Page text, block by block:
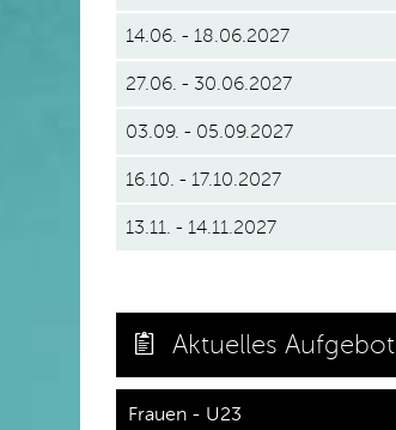
14.06. - 18.06.2027
27.06. - 30.06.2027
03.09. - 05.09.2027
16.10. - 17.10.2027
13.11. - 14.11.2027
Aktuelles Aufgebot
Frauen - U23